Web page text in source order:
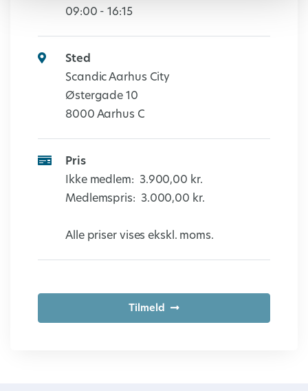
09:00 - 16:15
Sted
Scandic Aarhus City
Østergade 10
8000 Aarhus C
Pris
Ikke medlem:
3.900,00 kr.
Medlemspris:
3.000,00 kr.
Alle priser vises ekskl. moms.
Tilmeld